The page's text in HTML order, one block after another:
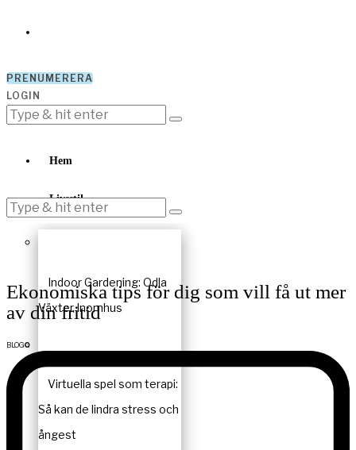
PRENUMERERA
LOGIN
Hem
Livsstil
Indoor Gardening: Odla
Växter Inomhus
Virtuella spel som terapi:
Så kan de lindra stress och
ångest
Ekonomiska tips för dig som vill få ut mer
av din fritid
BLOGG